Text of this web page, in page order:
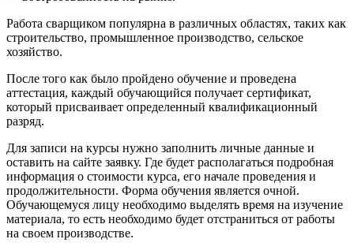
Работа сварщиком популярна в различных областях, таких как
строительство, промышленное производство, сельское
хозяйство.
После того как было пройдено обучение и проведена
аттестация, каждый обучающийся получает сертификат,
который присваивает определенный квалификационный
разряд.
Для записи на курсы нужно заполнить личные данные и
оставить на сайте заявку. Где будет располагаться подробная
информация о стоимости курса, его начале проведения и
продолжительности. Форма обучения является очной.
Обучающемуся лицу необходимо выделять время на изучение
материала, то есть необходимо будет отстраниться от работы
на своем производстве.